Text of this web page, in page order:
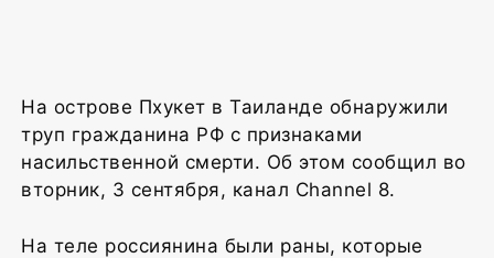
На острове Пхукет в Таиланде обнаружили
труп гражданина РФ с признаками
насильственной смерти. Об этом сообщил во
вторник, 3 сентября, канал Channel 8.
На теле россиянина были раны, которые